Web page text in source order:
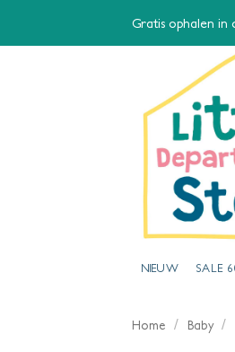
Gratis ophalen in
NIEUW SALE
Home / Baby /